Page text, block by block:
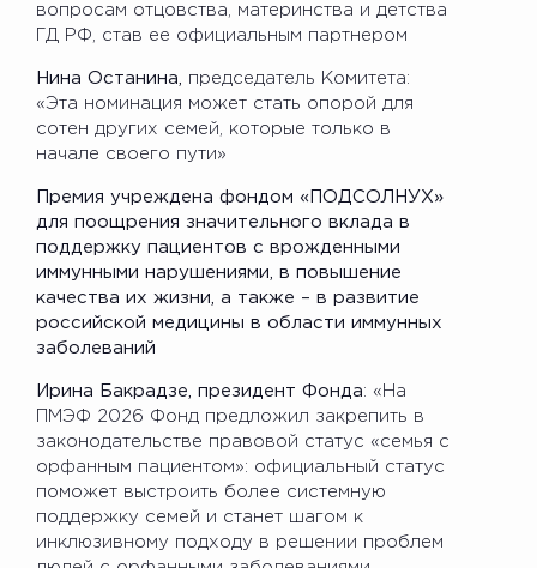
вопросам отцовства, материнства и детства
ГД РФ, став ее официальным партнером
Нина Останина, председатель Комитета:
«Эта номинация может стать опорой для
сотен других семей, которые только в
начале своего пути»
Премия учреждена фондом «ПОДСОЛНУХ»
для поощрения значительного вклада в
поддержку пациентов с врожденными
иммунными нарушениями, в повышение
качества их жизни, а также – в развитие
российской медицины в области иммунных
заболеваний
Ирина Бакрадзе, президент Фонда: «На
ПМЭФ 2026 Фонд предложил закрепить в
законодательстве правовой статус «семья с
орфанным пациентом»: официальный статус
поможет выстроить более системную
поддержку семей и станет шагом к
инклюзивному подходу в решении проблем